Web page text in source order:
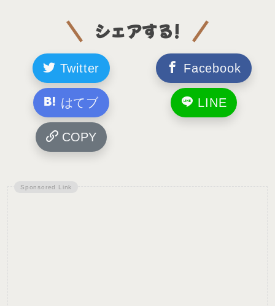
シェアする!
Twitter Facebook
はてブ LINE
COPY